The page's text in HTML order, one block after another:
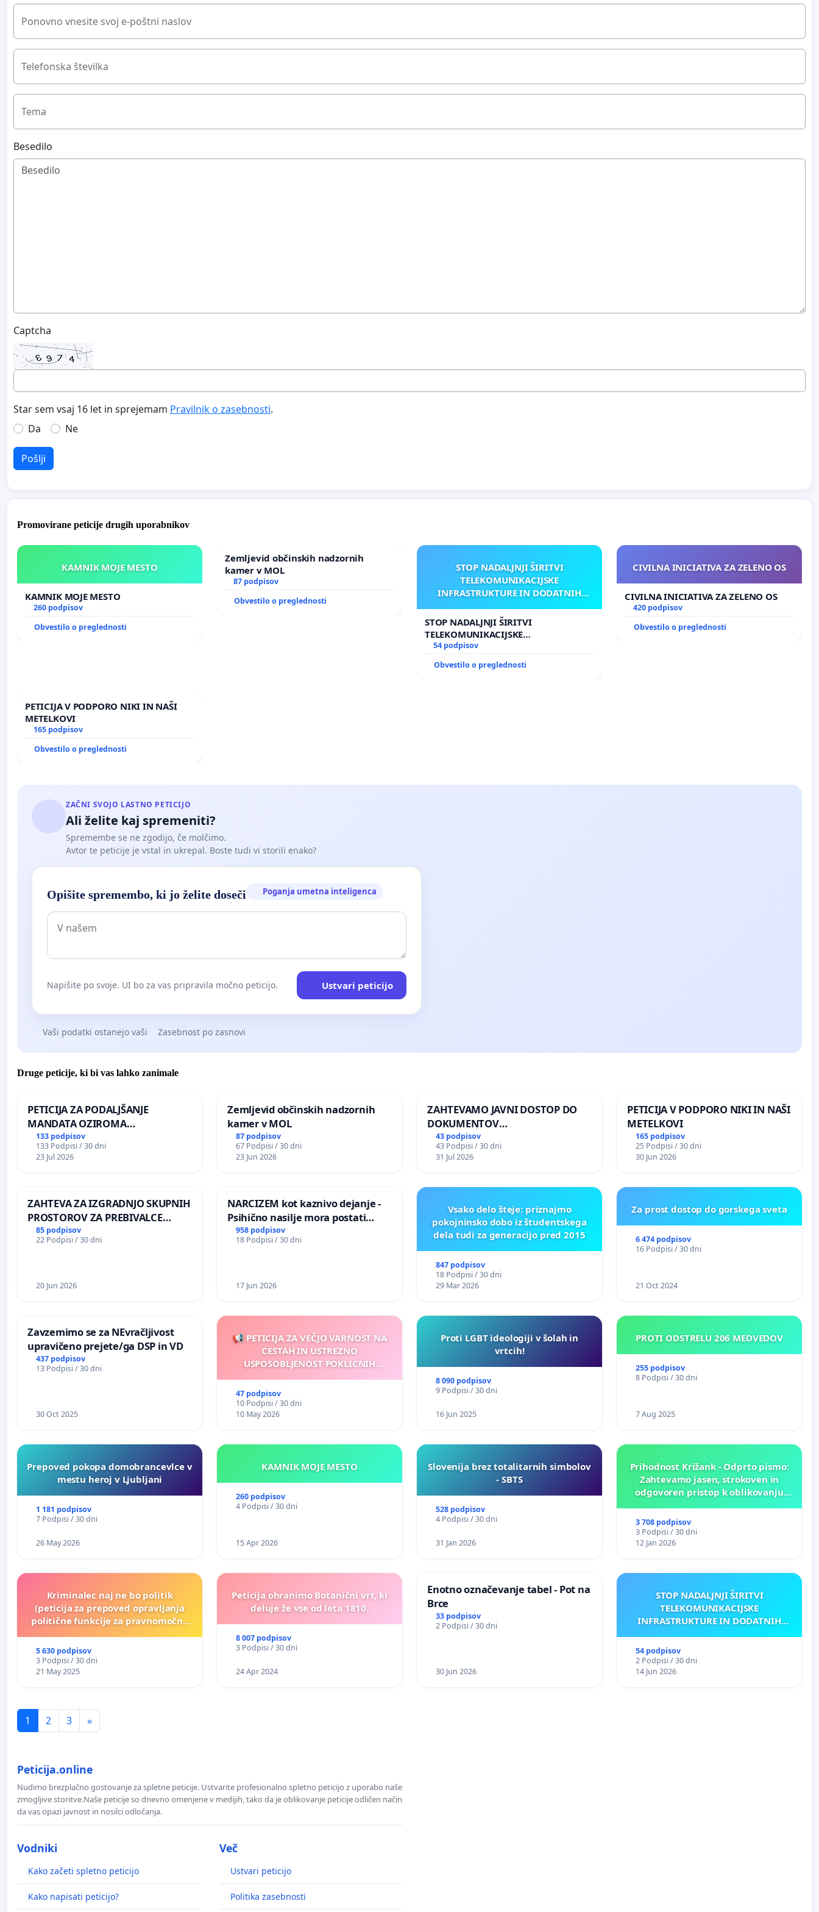
Ponovno vnesite svoj e-poštni naslov
Telefonska številka
Tema
Besedilo
Captcha
Star sem vsaj 16 let in sprejemam Pravilnik o zasebnosti.
Da
Ne
Pošlji
Promovirane peticije drugih uporabnikov
KAMNIK MOJE MESTO
KAMNIK MOJE MESTO
260 podpisov
Obvestilo o preglednosti
Zemljevid občinskih nadzornih
kamer v MOL
87 podpisov
Obvestilo o preglednosti
STOP NADALJNJI ŠIRITVI
TELEKOMUNIKACIJSKE
INFRASTRUKTURE IN DODATNIH
STOP NADALJNJI ŠIRITVI
TELEKOMUNIKACIJSKE
INFRASTRUKTURE IN DODATNIH
54 podpisov
Obvestilo o preglednosti
CIVILNA INICIATIVA ZA ZELENO OS
CIVILNA INICIATIVA ZA ZELENO OS
420 podpisov
Obvestilo o preglednosti
PETICIJA V PODPORO NIKI IN NAŠI
METELKOVI
165 podpisov
Obvestilo o preglednosti
ZAČNI SVOJO LASTNO PETICIJO
Ali želite kaj spremeniti?
Spremembe se ne zgodijo, če molčimo.
Avtor te peticije je vstal in ukrepal. Boste tudi vi storili enako?
Opišite spremembo, ki jo želite doseči Poganja umetna inteligenca
Napišite po svoje. UI bo za vas pripravila močno peticijo. Ustvari peticijo
Vaši podatki ostanejo vaši Zasebnost po zasnovi
Druge peticije, ki bi vas lahko zanimale
PETICIJA ZA PODALJŠANJE
MANDATA OZIROMA
ČIMPREJŠNJO PONOVNO
NAPOTITEV GOSPODA BERNARDA
ŠRAJNERJA NA VELEPOSLANIŠTVO
133 podpisov
133 Podpisi / 30 dni
23 Jul 2026
Zemljevid občinskih nadzornih
kamer v MOL
87 podpisov
67 Podpisi / 30 dni
23 Jun 2026
ZAHTEVAMO JAVNI DOSTOP DO
DOKUMENTOV
PARLAMENTARNIH
PREISKOVALNIH KOMISIJ O
ILEGALNI TRGOVINI Z OROŽJEM
43 podpisov
43 Podpisi / 30 dni
31 Jul 2026
PETICIJA V PODPORO NIKI IN NAŠI
METELKOVI
165 podpisov
25 Podpisi / 30 dni
30 Jun 2026
ZAHTEVA ZA IZGRADNJO SKUPNIH
PROSTOROV ZA PREBIVALCE
KRAJEVNE SKUPNOSTI
PRESTRANEK
85 podpisov
22 Podpisi / 30 dni
20 Jun 2026
NARCIZEM kot kaznivo dejanje -
Psihično nasilje mora postati
enako prepoznano kot fizično
nasilje
958 podpisov
18 Podpisi / 30 dni
17 Jun 2026
Vsako delo šteje: priznajmo
pokojninsko dobo iz študentskega
dela tudi za generacijo pred 2015
847 podpisov
18 Podpisi / 30 dni
29 Mar 2026
Za prost dostop do gorskega sveta
6 474 podpisov
16 Podpisi / 30 dni
21 Oct 2024
Zavzemimo se za NEvračljivost
upravičeno prejete/ga DSP in VD
437 podpisov
13 Podpisi / 30 dni
30 Oct 2025
📢 PETICIJA ZA VEČJO VARNOST NA
CESTAH IN USTREZNO
USPOSOBLJENOST POKLICNIH
47 podpisov
10 Podpisi / 30 dni
10 May 2026
Proti LGBT ideologiji v šolah in
vrtcih!
8 090 podpisov
9 Podpisi / 30 dni
16 Jun 2025
PROTI ODSTRELU 206 MEDVEDOV
255 podpisov
8 Podpisi / 30 dni
7 Aug 2025
Prepoved pokopa domobrancevlce v
mestu heroj v Ljubljani
1 181 podpisov
7 Podpisi / 30 dni
26 May 2026
KAMNIK MOJE MESTO
260 podpisov
4 Podpisi / 30 dni
15 Apr 2026
Slovenija brez totalitarnih simbolov
- SBTS
528 podpisov
4 Podpisi / 30 dni
31 Jan 2026
Prihodnost Križank - Odprto pismo:
Zahtevamo jasen, strokoven in
odgovoren pristop k oblikovanju
3 708 podpisov
3 Podpisi / 30 dni
12 Jan 2026
Kriminalec naj ne bo politik
(peticija za prepoved opravljanja
politične funkcije za pravnomočno
5 630 podpisov
3 Podpisi / 30 dni
21 May 2025
Peticija ohranimo Botanični vrt, ki
deluje že vse od leta 1810.
8 007 podpisov
3 Podpisi / 30 dni
24 Apr 2024
Enotno označevanje tabel - Pot na
Brce
33 podpisov
2 Podpisi / 30 dni
30 Jun 2026
STOP NADALJNJI ŠIRITVI
TELEKOMUNIKACIJSKE
INFRASTRUKTURE IN DODATNIH
54 podpisov
2 Podpisi / 30 dni
14 Jun 2026
1 2 3 »
Peticija.online
Nudimo brezplačno gostovanje za spletne peticije. Ustvarite profesionalno spletno peticijo z uporabo naše
zmogljive storitve.Naše peticije so dnevno omenjene v medijih, tako da je oblikovanje peticije odličen način
da vas opazi javnost in nosilci odločanja.
Vodniki
Kako začeti spletno peticijo
Kako napisati peticijo?
Več
Ustvari peticijo
Politika zasebnosti